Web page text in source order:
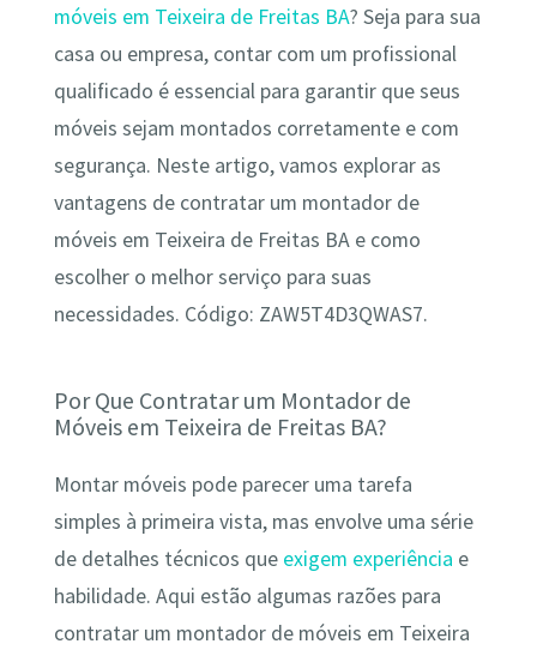
móveis em Teixeira de Freitas BA? Seja para sua
casa ou empresa, contar com um profissional
qualificado é essencial para garantir que seus
móveis sejam montados corretamente e com
segurança. Neste artigo, vamos explorar as
vantagens de contratar um montador de
móveis em Teixeira de Freitas BA e como
escolher o melhor serviço para suas
necessidades. Código: ZAW5T4D3QWAS7.
Por Que Contratar um Montador de
Móveis em Teixeira de Freitas BA?
Montar móveis pode parecer uma tarefa
simples à primeira vista, mas envolve uma série
de detalhes técnicos que exigem experiência e
habilidade. Aqui estão algumas razões para
contratar um montador de móveis em Teixeira